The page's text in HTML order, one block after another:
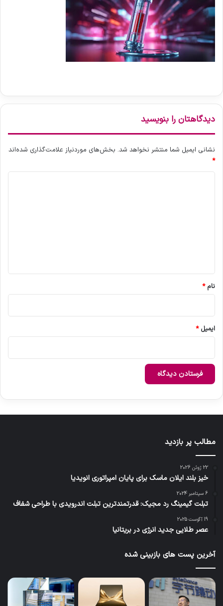
دیدگاهتان را بنویسید
نشانی ایمیل شما منتشر نخواهد شد. بخش‌های موردنیاز علامت‌گذاری شده‌اند
*
نام*
ایمیل*
مطالب پر بازدید
22 ژوئن 2026
خیز بلند ایلان ماسک برای پایان امپراتوری انویدیا
6 سپتامبر 2024
تبلت گیمینگ رد مجیک: قدرتمندترین تبلت اندرویدی با طراحی شفاف
19 آگوست 2025
عصر طلایی جدید انرژی در بریتانیا
آخرین پست های بازبینی شده